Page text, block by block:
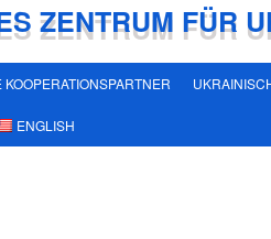
ZENTRUM FÜR
KOOPERATIONSPARTNER
ENGLISH